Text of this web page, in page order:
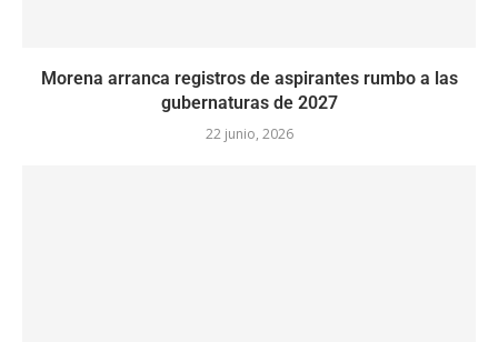
Morena arranca registros de aspirantes rumbo a las
gubernaturas de 2027
22 junio, 2026